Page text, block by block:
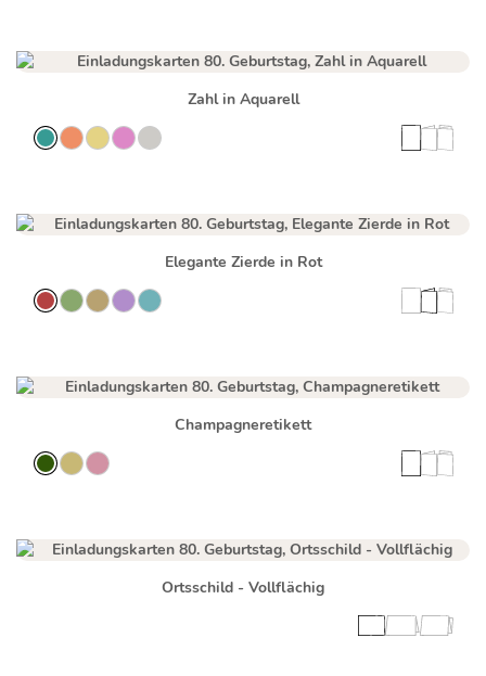
Zahl in Aquarell
Elegante Zierde in Rot
Champagneretikett
Ortsschild - Vollflächig